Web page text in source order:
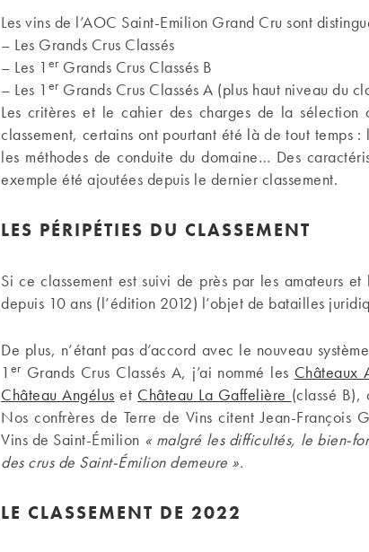
Les vins de l’AOC Saint-Emilion Grand Cru sont
– Les Grands Crus Classés
– Les 1 er Grands Crus Classés B
– Les 1 er Grands Crus Classés A (plus haut niveau du
Les critères et le cahier des charges de la
classement, certains ont pourtant été là de tout temps
les méthodes de conduite du domaine… Des
exemple été ajoutées depuis le dernier classement.
LES PÉRIPÉTIES DU CLASSEMENT
Si ce classement est suivi de près par les amateurs
depuis 10 ans (l’édition 2012) l’objet de batailles
De plus, n’étant pas d’accord avec le nouveau
1 er Grands Crus Classés A, j’ai nommé les Châteaux
Château Angélus et Château La Gaffelière (classé
Nos confrères de Terre de Vins citent Jean-François
Vins de Saint-Émilion « malgré les difficultés, le bien-
des crus de Saint-Émilion demeure ».
LE CLASSEMENT DE 2022